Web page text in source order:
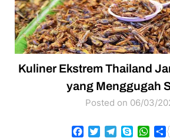
Kuliner Ekstrem Thailand
yang Menggugah
Posted on 06/03/
Facebook
TwitterTelegram
Skype